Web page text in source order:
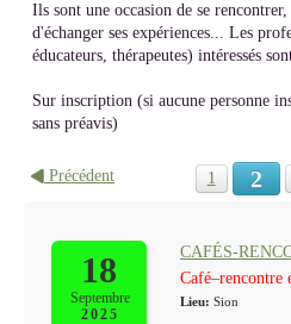
Ils sont une occasion de se rencontrer,
d'échanger ses expériences... Les
éducateurs, thérapeutes) intéressés
Sur inscription (si aucune personne
sans préavis)
Précédent 1 2
18
Septembre
2025
CAFÉS-
Café–rencontre
Lieu: Sion